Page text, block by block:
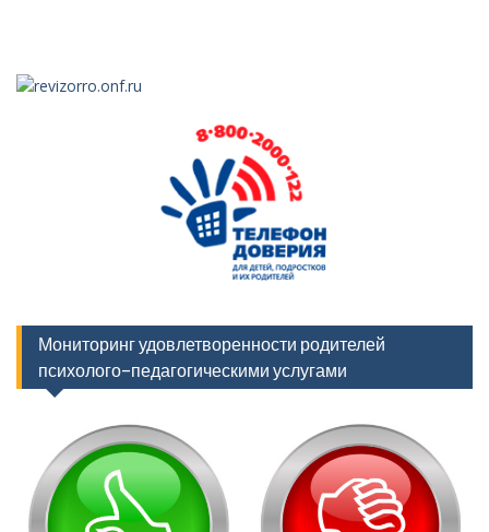
Мониторинг удовлетворенности родителей
психолого-педагогическими услугами